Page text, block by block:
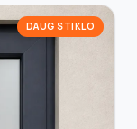
DAUG STIKLO